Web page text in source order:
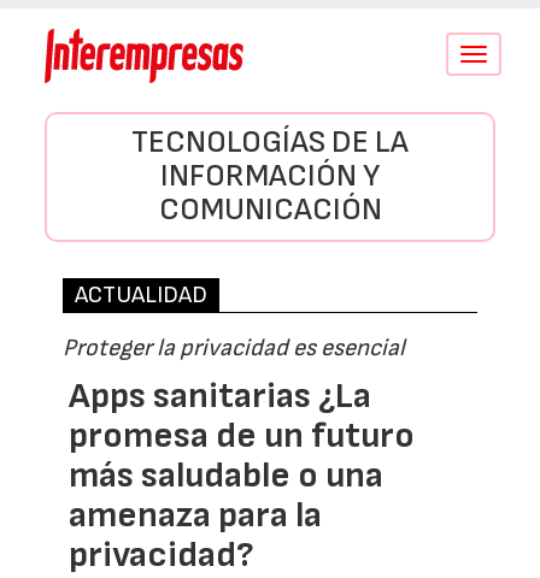
Conmutar
TECNOLOGÍAS DE LA
INFORMACIÓN Y
COMUNICACIÓN
ACTUALIDAD
Proteger la privacidad es esencial
Apps sanitarias ¿La
promesa de un futuro
más saludable o una
amenaza para la
privacidad?